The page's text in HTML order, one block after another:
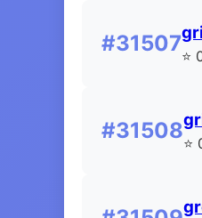
#31507⭐
#31508⭐